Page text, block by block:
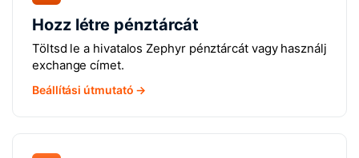
Hozz létre pénztárcát
Töltsd le a hivatalos Zephyr pénztárcát vagy használj
exchange címet.
Beállítási útmutató →